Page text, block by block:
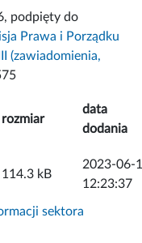
podpięty do
Prawa i Porządku
(zawiadomienia,
rozmiar
data
dodania
114.3 kB
2023-06-
12:23:37
sektora